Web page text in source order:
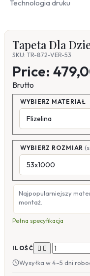
Technologia druku
Tapeta Dla
SKU: TR-872-VER-53
Price:
Brutto
WYBIERZ MATERIAŁ
WYBIERZ ROZMIAR
Najpopularniejszy
montaż.
Pełna specyfikacja
ILOŚĆ  
Wysyłka w 4–5 dni